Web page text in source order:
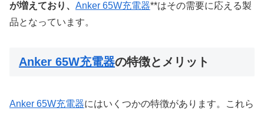
が増えており、 Anker 65W充電器**はその需要に応える製
品となっています。
Anker 65W充電器の特徴とメリット
Anker 65W充電器にはいくつかの特徴があります。これら